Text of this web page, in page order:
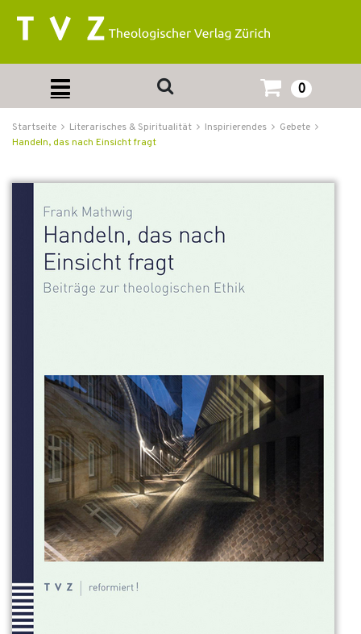
0
Startseite Literarisches & Spiritualität Inspirierendes
Gebete
Handeln, das nach Einsicht fragt